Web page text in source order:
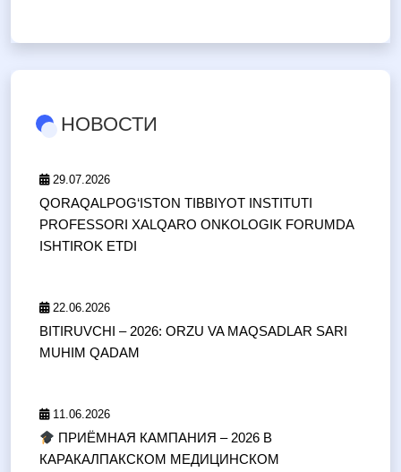
НОВОСТИ
29.07.2026
QORAQALPOG‘ISTON TIBBIYOT INSTITUTI
PROFESSORI XALQARO ONKOLOGIK FORUMDA
ISHTIROK ETDI
22.06.2026
BITIRUVCHI – 2026: ORZU VA MAQSADLAR SARI
MUHIM QADAM
11.06.2026
ПРИЁМНАЯ КАМПАНИЯ – 2026 В
КАРАКАЛПАКСКОМ МЕДИЦИНСКОМ